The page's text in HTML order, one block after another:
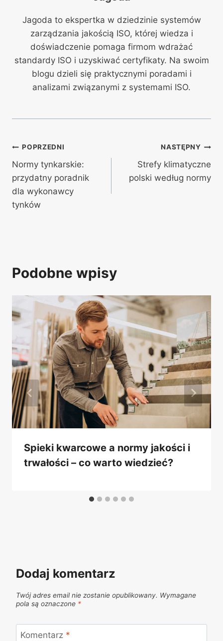
Jagoda to ekspertka w dziedzinie systemów
zarządzania jakością ISO, której wiedza i
doświadczenie pomaga firmom wdrażać
standardy ISO i uzyskiwać certyfikaty. Na swoim
blogu dzieli się praktycznymi poradami i
analizami związanymi z systemami ISO.
Nawigacja
wpisu
POPRZEDNI
Normy tynkarskie:
przydatny poradnik
dla wykonawcy
tynków
NASTĘPNY
Strefy klimatyczne
polski według normy
Podobne wpisy
Spieki kwarcowe a normy jakości i
trwałości – co warto wiedzieć?
Dodaj komentarz
Twój adres email nie zostanie opublikowany. Wymagane
pola są oznaczone *
Komentarz *